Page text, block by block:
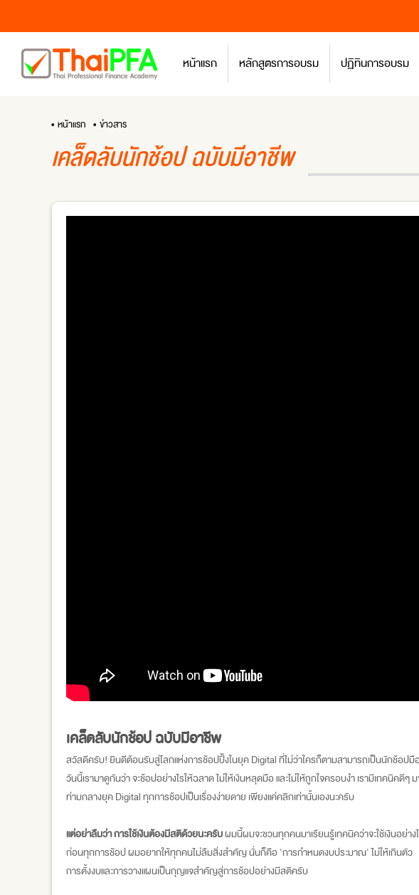
หน้าแรก หลักสูตรการอบรม ปฏิทินการอบรม
• หน้าแรก • ข่าวสาร
เคล็ดลับนักช้อป ฉบับมีอาชีพ
เคล็ดลับนักช้อป ฉบับมีอาชีพ
สวัสดีครับ! ยินดีต้อนรับสู่โลกแห่งการช้อปปิ้งในยุค Digital ที่ไม่ว่าใครก็ตามสามารถเป็นนักช้อปมื
วันนี้เรามาดูกันว่า จะช้อปอย่างไรให้ฉลาด ไม่ให้เงินหลุดมือ และไม่ให้ถูกใจครอบงำ เรามีเทคนิคดี
ท่ามกลางยุค Digital ทุกการช้อปเป็นเรื่องง่ายดาย เพียงแค่คลิกเท่านั้นเองนะครับ
แต่อย่าลืมว่า การใช้เงินต้องมีสติด้วยนะครับผมนี้ผมจะชวนทุกคนมาเรียนรู้เทคนิคว่าจะใช้เงินอย่า
ก่อนทุกการช้อป ผมอยากให้ทุกคนไม่ลืมสิ่งสำคัญ นั่นก็คือ 'การกำหนดงบประมาณ' ไม่ให้เกินตัว
การตั้งงบและการวางแผนเป็นกุญแจสำคัญสู่การช้อปอย่างมีสติครับ